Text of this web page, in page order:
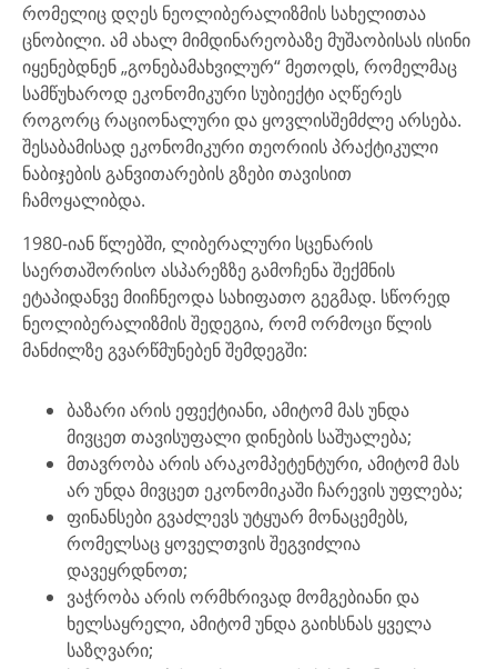
რომელიც დღეს ნეოლიბერალიზმის სახელითაა
ცნობილი. ამ ახალ მიმდინარეობაზე მუშაობისას ისინი
იყენებდნენ „გონებამახვილურ“ მეთოდს, რომელმაც
სამწუხაროდ ეკონომიკური სუბიექტი აღწერეს
როგორც რაციონალური და ყოვლისშემძლე არსება.
შესაბამისად ეკონომიკური თეორიის პრაქტიკული
ნაბიჯების განვითარების გზები თავისით
ჩამოყალიბდა.
1980-იან წლებში, ლიბერალური სცენარის
საერთაშორისო ასპარეზზე გამოჩენა შექმნის
ეტაპიდანვე მიიჩნეოდა სახიფათო გეგმად. სწორედ
ნეოლიბერალიზმის შედეგია, რომ ორმოცი წლის
მანძილზე გვარწმუნებენ შემდეგში:
ბაზარი არის ეფექტიანი, ამიტომ მას უნდა
მივცეთ თავისუფალი დინების საშუალება;
მთავრობა არის არაკომპეტენტური, ამიტომ მას
არ უნდა მივცეთ ეკონომიკაში ჩარევის უფლება;
ფინანსები გვაძლევს უტყუარ მონაცემებს,
რომელსაც ყოველთვის შეგვიძლია
დავეყრდნოთ;
ვაჭრობა არის ორმხრივად მომგებიანი და
ხელსაყრელი, ამიტომ უნდა გაიხსნას ყველა
საზღვარი;